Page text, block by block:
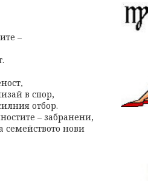
–
в спор,
отбор.
– забранени,
семейството нови